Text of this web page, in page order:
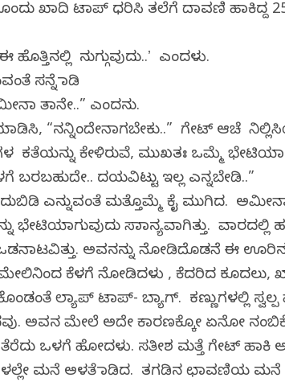
ಖಾದಿ ಟಾಪ್‌ ಧರಿಸಿ ತಲೆಗೆ ದಾವಣಿ ಹಾಕಿದ್ದ
ನುಗ್ಗುವುದು..ʼ ಎಂದಳು.
ಸನ್ನೆ ಮಾಡಿ
ತಾನೇ..” ಎಂದನು.
“ನನ್ನಿಂದೇನಾಗಬೇಕು..” ಗೇಟ್‌ ಆಚೆ
ಕತೆಯನ್ನು ಕೇಳಿರುವೆ, ಮುಖತಃ ಒಮ್ಮೆ
ಬರಬಹುದೇ.. ದಯವಿಟ್ಟು ಇಲ್ಲ ಎನ್ನಬೇಡಿ..”
ಎನ್ನುವಂತೆ ಮತ್ತೊಮ್ಮೆ ಕೈ ಮುಗಿದ.
ಭೇಟಿಯಾಗುವುದು ಸಾಮಾನ್ಯವಾಗಿತ್ತು.
ಅವನನ್ನು ನೋಡಿದೊಡನೆ ಈ
ಕೆಳಗೆ ನೋಡಿದಳು , ಕೆದರಿದ ಕೂದಲು,
ಲ್ಯಾಪ್‌ ಟಾಪ್‌- ಬ್ಯಾಗ್.‌ ಕಣ್ಣುಗಳಲ್ಲಿ
ಅವನ ಮೇಲೆ ಅದೇ ಕಾರಣಕ್ಕೋ ಏನೋ ನಂಬಿಕೆ
ತೆರೆದು ಒಳಗೆ ಹೋದಳು. ಸತೀಶ ಮತ್ತೆ ಗೇಟ್‌ ಹಾಕಿ
ಮನೆ ಅಳತೆ ಮಾಡಿದ. ತಗಡಿನ ಛಾವಣಿಯ ಮನೆ